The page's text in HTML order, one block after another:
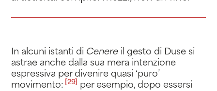
In alcuni istanti di Cenereil gesto di Duse si
astrae anche dalla sua mera intenzione
espressiva per divenire quasi ‘puro’
movimento: [29]
per esempio, dopo essersi